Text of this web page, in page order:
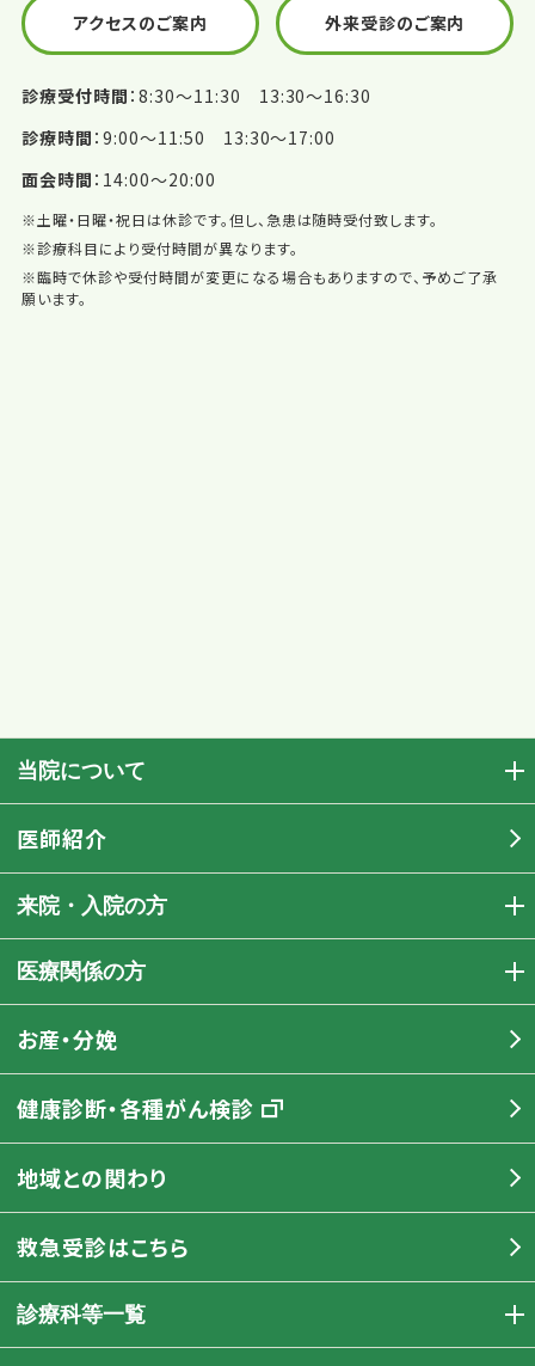
アクセスのご案内 外来受診のご案内
診療受付時間 8:30〜11:30 13:30〜16:30
診療時間 9:00〜11:50 13:30〜17:00
面会時間 14:00〜20:00
※土曜・日曜・祝日は休診です。但し、急患は随時受付致します。
※診療科目により受付時間が異なります。
※臨時で休診や受付時間が変更になる場合もありますので、予めご了承
願います。
当院について
医師紹介
来院・入院の方
医療関係の方
お産・分娩
健康診断・各種がん検診
地域との関わり
救急受診はこちら
診療科等一覧